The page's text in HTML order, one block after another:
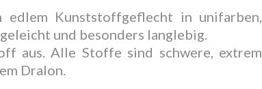
Kunststoffgeflecht in unifarben,
und besonders langlebig.
aus. Alle Stoffe sind schwere, extrem
Dralon.